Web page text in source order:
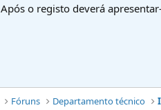
Após o registo deverá
Fóruns Departamento técnico